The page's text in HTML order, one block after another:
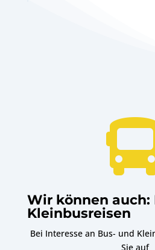
Wir können auch:
Kleinbusreisen
Bei Interesse an Bus- und
Sie auf